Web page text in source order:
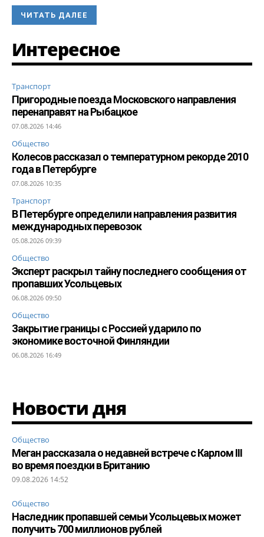
ЧИТАТЬ ДАЛЕЕ
Интересное
Транспорт
Пригородные поезда Московского направления
перенаправят на Рыбацкое
07.08.2026 14:46
Общество
Колесов рассказал о температурном рекорде 2010
года в Петербурге
07.08.2026 10:35
Транспорт
В Петербурге определили направления развития
международных перевозок
05.08.2026 09:39
Общество
Эксперт раскрыл тайну последнего сообщения от
пропавших Усольцевых
06.08.2026 09:50
Общество
Закрытие границы с Россией ударило по
экономике восточной Финляндии
06.08.2026 16:49
Новости дня
Общество
Меган рассказала о недавней встрече с Карлом III
во время поездки в Британию
09.08.2026 14:52
Общество
Наследник пропавшей семьи Усольцевых может
получить 700 миллионов рублей